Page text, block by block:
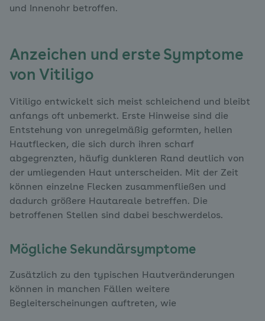
und Innenohr betroffen.
Anzeichen und erste Symptome
von Vitiligo
Vitiligo entwickelt sich meist schleichend und bleibt
anfangs oft unbemerkt. Erste Hinweise sind die
Entstehung von unregelmäßig geformten, hellen
Hautflecken, die sich durch ihren scharf
abgegrenzten, häufig dunkleren Rand deutlich von
der umliegenden Haut unterscheiden. Mit der Zeit
können einzelne Flecken zusammenfließen und
dadurch größere Hautareale betreffen. Die
betroffenen Stellen sind dabei beschwerdelos.
Mögliche Sekundärsymptome
Zusätzlich zu den typischen Hautveränderungen
können in manchen Fällen weitere
Begleiterscheinungen auftreten, wie